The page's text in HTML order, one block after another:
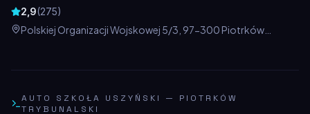
2,9(275)
Polskiej Organizacji Wojskowej 5/3, 97-300 Piotrków
AUTO SZKOŁA USZYŃSKI — PIOTRKÓW
TRYBUNALSKI